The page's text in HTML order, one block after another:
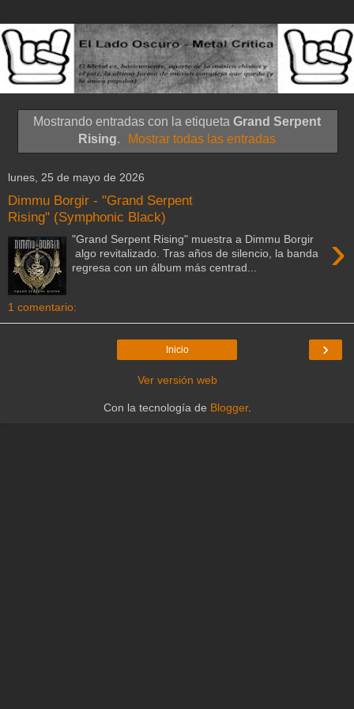
Mostrando entradas con la etiqueta Grand Serpent
Rising. Mostrar todas las entradas
lunes, 25 de mayo de 2026
Dimmu Borgir - "Grand Serpent
Rising" (Symphonic Black)
›
"Grand Serpent Rising" muestra a Dimmu Borgir
algo revitalizado. Tras años de silencio, la banda
regresa con un álbum más centrad...
1 comentario:
›
Inicio
Ver versión web
Con la tecnología de Blogger.